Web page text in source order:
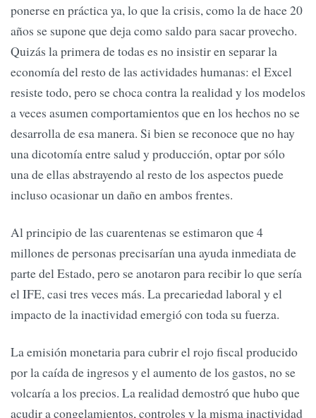
ponerse en práctica ya, lo que la crisis, como la de hace 20
años se supone que deja como saldo para sacar provecho.
Quizás la primera de todas es no insistir en separar la
economía del resto de las actividades humanas: el Excel
resiste todo, pero se choca contra la realidad y los modelos
a veces asumen comportamientos que en los hechos no se
desarrolla de esa manera. Si bien se reconoce que no hay
una dicotomía entre salud y producción, optar por sólo
una de ellas abstrayendo al resto de los aspectos puede
incluso ocasionar un daño en ambos frentes.
Al principio de las cuarentenas se estimaron que 4
millones de personas precisarían una ayuda inmediata de
parte del Estado, pero se anotaron para recibir lo que sería
el IFE, casi tres veces más. La precariedad laboral y el
impacto de la inactividad emergió con toda su fuerza.
La emisión monetaria para cubrir el rojo fiscal producido
por la caída de ingresos y el aumento de los gastos, no se
volcaría a los precios. La realidad demostró que hubo que
acudir a congelamientos, controles y la misma inactividad